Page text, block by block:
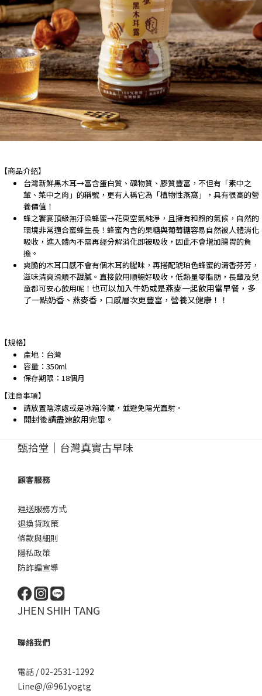
【商品介紹】
台灣新鮮黑木耳→富含蛋白質、礦物質、膠質豐富，不但有「素中之
葷、菜中之肉」的稱號，更有人稱它為「植物性燕窩」，具有很高的營
養價值！
蜂之饗宴頂級無汙染蜂蜜→花東空氣純淨，且擁有和煦的氣候，自然的
環境非常適合蜜蜂生長！蜂蜜內含的果糖與葡萄糖容易自然被人體消化
吸收，進入體內不需再經分解消化即被吸收，因此不會增加腸胃的負
擔。
爽脆的木耳口感不會有個木耳的腥味，再搭配琥珀色蜂蜜的清香芬芳，
滋味清爽滑順不甜膩。直接飲用順暢好吸收，低熱量零脂肪，長輩及兒
童都可安心飲用呢！ 也可以加入牛奶或是燕麥一起飲用當早餐，多
了一點奶香、燕麥香，口感層次更豐富，營養又健康！！
【規格】
產地：台灣
容量：350ml
保存期限：18個月
【注意事項】
請放置陰涼處或是冰箱冷藏，並避免陽光直射。
開封後請盡速飲用完畢。
甄拾堂｜台灣真實古早味
顧客服務
運送服務方式
退換貨政策
條款與細則
隱私政策
防詐諞宣導
JHEN SHIH TANG
聯絡我們
電話 / 02-2531-1292
Line@/＠961yogtg